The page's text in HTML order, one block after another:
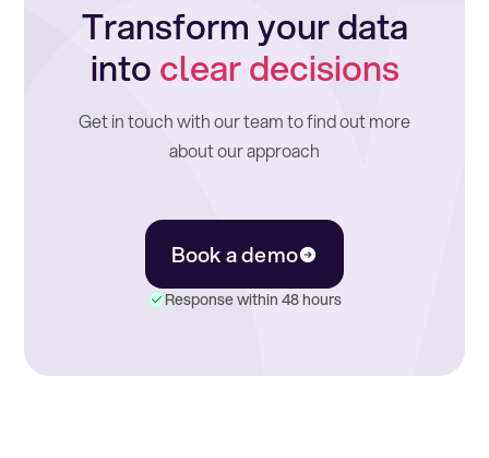
Transform your data
intoclear decisions
Get in touch with our team to find out more
about our approach
Book a demo
Response within 48 hours